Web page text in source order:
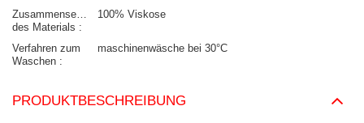
Zusammensetzung
des Materials
100% Viskose
Verfahren zum
Waschen
maschinenwäsche bei 30°C
PRODUKTBESCHREIBUNG